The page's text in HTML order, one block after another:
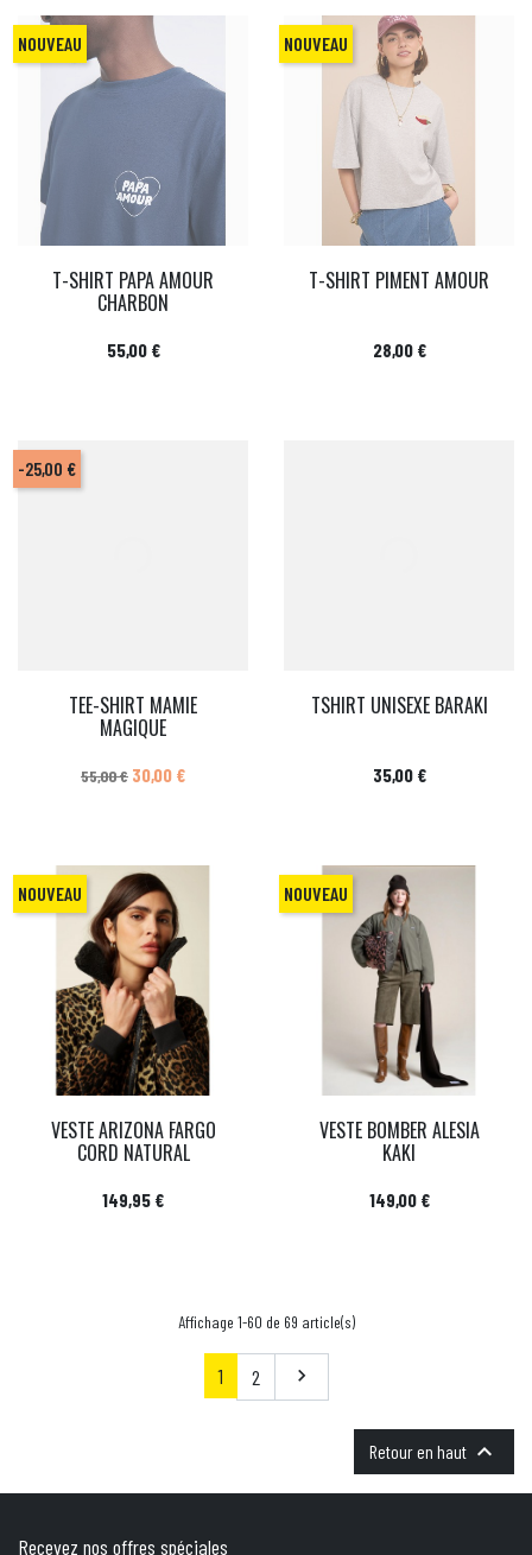
T-SHIRT PAPA AMOUR
CHARBON
Prix
55,00 €
NOUVEAU
T-SHIRT PIMENT AMOUR
Prix
28,00 €
NOUVEAU
TEE-SHIRT MAMIE
MAGIQUE
Prix de base
55,00 € Prix
30,00 €
-25,00 €
TSHIRT UNISEXE BARAKI
Prix
35,00 €
VESTE ARIZONA FARGO
CORD NATURAL
Prix
149,95 €
NOUVEAU
VESTE BOMBER ALESIA
KAKI
Prix
149,00 €
NOUVEAU
Affichage 1-60 de 69 article(s)
1 2 Suivant

Retour en haut 
Recevez nos offres spéciales